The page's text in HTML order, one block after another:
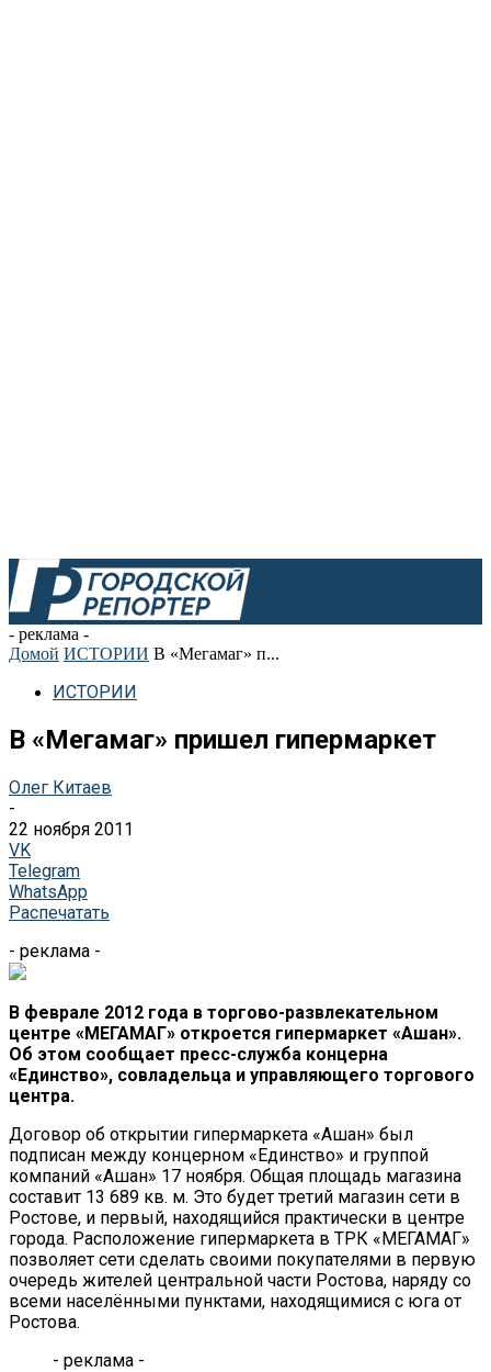
- реклама -
Домой ИСТОРИИ В «Мегамаг» п...
ИСТОРИИ
В «Мегамаг» пришел гипермаркет
Олег Китаев
-
22 ноября 2011
VK
Telegram
WhatsApp
Распечатать
- реклама -
В феврале 2012 года в торгово-развлекательном
центре «МЕГАМАГ» откроется гипермаркет «Ашан».
Об этом сообщает пресс-служба концерна
«Единство», совладельца и управляющего торгового
центра.
Договор об открытии гипермаркета «Ашан» был
подписан между концерном «Единство» и группой
компаний «Ашан» 17 ноября. Общая площадь магазина
составит 13 689 кв. м. Это будет третий магазин сети в
Ростове, и первый, находящийся практически в центре
города. Расположение гипермаркета в ТРК «МЕГАМАГ»
позволяет сети сделать своими покупателями в первую
очередь жителей центральной части Ростова, наряду со
всеми населёнными пунктами, находящимися с юга от
Ростова.
- реклама -